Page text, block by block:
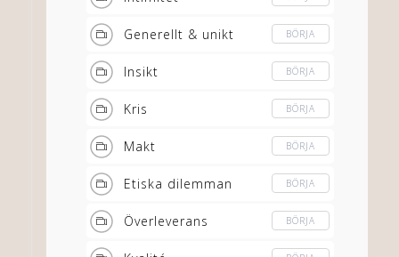
Generellt & unikt BÖRJA
Insikt BÖRJA
Kris BÖRJA
Makt BÖRJA
Etiska dilemman BÖRJA
Överleverans BÖRJA